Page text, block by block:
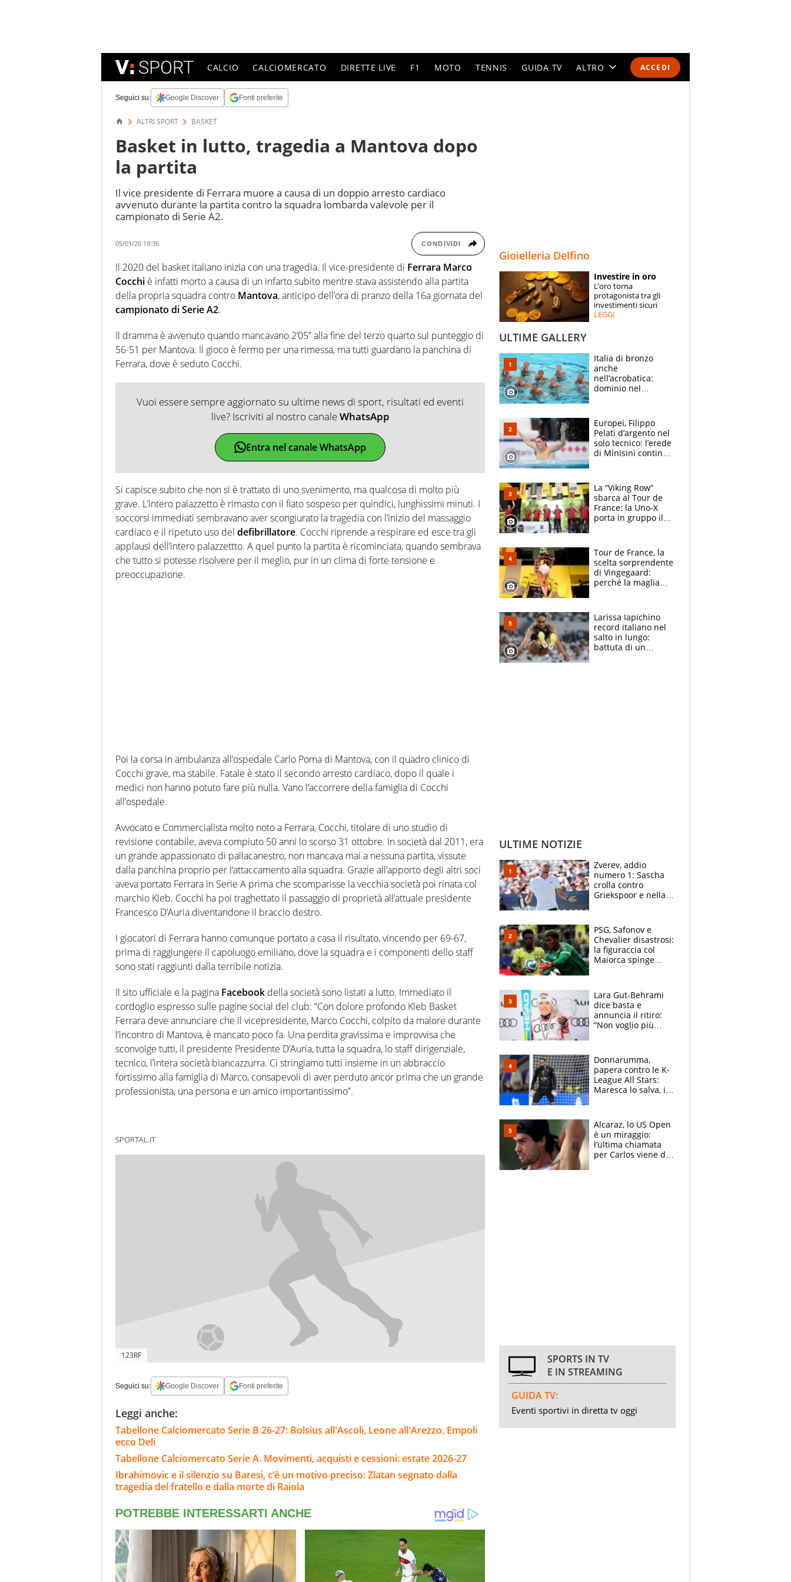
ACCEDI
CALCIO CALCIOMERCATO DIRETTE LIVE F1 MOTO TENNIS GUIDA TV ALTRO
SPECIALI
ESPERTI
Seguici su: Google Discover Fonti preferite
ALTRI SPORT BASKET
Basket in lutto, tragedia a Mantova dopo
la partita
Il vice presidente di Ferrara muore a causa di un doppio arresto cardiaco
avvenuto durante la partita contro la squadra lombarda valevole per il
campionato di Serie A2.
05/01/20 19:36 CONDIVIDI
Il 2020 del basket italiano inizia con una tragedia. Il vice-presidente di Ferrara Marco
Cocchi è infatti morto a causa di un infarto subito mentre stava assistendo alla partita
della propria squadra contro Mantova, anticipo dell’ora di pranzo della 16a giornata del
campionato di Serie A2.
Il dramma è avvenuto quando mancavano 2’05” alla fine del terzo quarto sul punteggio di
56-51 per Mantova. Il gioco è fermo per una rimessa, ma tutti guardano la panchina di
Ferrara, dove è seduto Cocchi.
Vuoi essere sempre aggiornato su ultime news di sport, risultati ed eventi
live? Iscriviti al nostro canaleWhatsApp
Entra nel canale WhatsApp
Si capisce subito che non si è trattato di uno svenimento, ma qualcosa di molto più
grave. L’intero palazzetto è rimasto con il fiato sospeso per quindici, lunghissimi minuti. I
soccorsi immediati sembravano aver scongiurato la tragedia con l’inizio del massaggio
cardiaco e il ripetuto uso del defibrillatore. Cocchi riprende a respirare ed esce tra gli
applausi dell’intero palazzettto. A quel punto la partita è ricominciata, quando sembrava
che tutto si potesse risolvere per il meglio, pur in un clima di forte tensione e
preoccupazione.
Poi la corsa in ambulanza all’ospedale Carlo Poma di Mantova, con il quadro clinico di
Cocchi grave, ma stabile. Fatale è stato il secondo arresto cardiaco, dopo il quale i
medici non hanno potuto fare più nulla. Vano l’accorrere della famiglia di Cocchi
all’ospedale.
Avvocato e Commercialista molto noto a Ferrara, Cocchi, titolare di uno studio di
revisione contabile, aveva compiuto 50 anni lo scorso 31 ottobre. In società dal 2011, era
un grande appassionato di pallacanestro, non mancava mai a nessuna partita, vissute
dalla panchina proprio per l’attaccamento alla squadra. Grazie all’apporto degli altri soci
aveva portato Ferrara in Serie A prima che scomparisse la vecchia società poi rinata col
marchio Kleb. Cocchi ha poi traghettato il passaggio di proprietà all’attuale presidente
Francesco D’Auria diventandone il braccio destro.
I giocatori di Ferrara hanno comunque portato a casa il risultato, vincendo per 69-67,
prima di raggiungere il capoluogo emiliano, dove la squadra e i componenti dello staff
sono stati raggiunti dalla terribile notizia.
Il sito ufficiale e la pagina Facebook della società sono listati a lutto. Immediato il
cordoglio espresso sulle pagine social del club: “Con dolore profondo Kleb Basket
Ferrara deve annunciare che il vicepresidente, Marco Cocchi, colpito da malore durante
l’incontro di Mantova, è mancato poco fa. Una perdita gravissima e improvvisa che
sconvolge tutti, il presidente Presidente D’Auria, tutta la squadra, lo staff dirigenziale,
tecnico, l’intera società biancazzurra. Ci stringiamo tutti insieme in un abbraccio
fortissimo alla famiglia di Marco, consapevoli di aver perduto ancor prima che un grande
professionista, una persona e un amico importantissimo”.
SPORTAL.IT
123RF
Seguici su: Google Discover Fonti preferite
Leggi anche:
Tabellone Calciomercato Serie B 26-27: Bolsius all'Ascoli, Leone all'Arezzo, Empoli
ecco Deli
Tabellone Calciomercato Serie A. Movimenti, acquisti e cessioni: estate 2026-27
Ibrahimovic e il silenzio su Baresi, c’è un motivo preciso: Zlatan segnato dalla
tragedia del fratello e dalla morte di Raiola
Gioielleria Delfino
Investire in oro
L’oro torna
protagonista tra gli
investimenti sicuri
LEGGI
ULTIME GALLERY
Italia di bronzo
anche
nell’acrobatica:
dominio nel
e compagni
continuare
Europei, Filippo
Pelati d’argento nel
solo tecnico: l’erede
di Minisini continua
mirino
La “Viking Row”
sbarca al Tour de
France: la Uno-X
porta in gruppo il
compagni
Tour de France, la
scelta sorprendente
di Vingegaard:
perché la maglia
rischio da evitare
Larissa Iapichino
record italiano nel
salto in lungo:
battuta di un
ULTIME NOTIZIE
Zverev, addio
numero 1: Sascha
crolla contro
Griekspoor e nella
terzo. Quanti malori
a Montreal
PSG, Safonov e
Chevalier disastrosi:
la figuraccia col
Maiorca spinge
rischio beffa
Lara Gut-Behrami
dice basta e
annuncia il ritiro:
“Non voglio più
Brignone
Donnarumma,
papera contro le K-
League All Stars:
Maresca lo salva, i
Alcaraz, lo US Open
è un miraggio:
l’ultima chiamata
per Carlos viene da
SPORTS IN TV
E IN STREAMING
GUIDA TV:
Eventi sportivi in diretta tv oggi